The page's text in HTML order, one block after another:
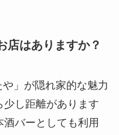
店はありますか？
」が隠れ家的な魅力
し距離があります
バーとしても利用